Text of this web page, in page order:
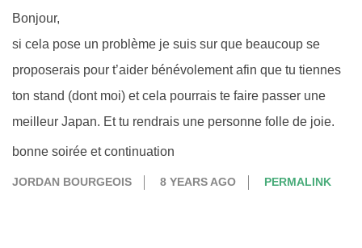
Bonjour,
si cela pose un problème je suis sur que beaucoup se
proposerais pour t’aider bénévolement afin que tu tiennes
ton stand (dont moi) et cela pourrais te faire passer une
meilleur Japan. Et tu rendrais une personne folle de joie.
bonne soirée et continuation
JORDAN BOURGEOIS 8 YEARS AGO PERMALINK